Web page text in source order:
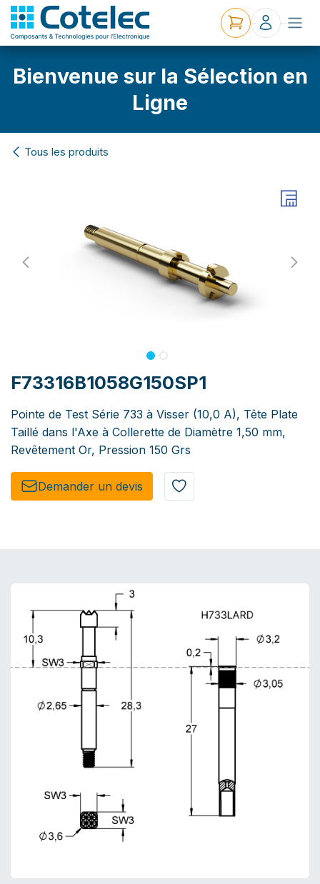
Bienvenue sur la Sélection en
Ligne
Tous les produits
F73316B1058G150SP1
Pointe de Test Série 733 à Visser (10,0 A), Tête Plate
Taillé dans l'Axe à Collerette de Diamètre 1,50 mm,
Revêtement Or, Pression 150 Grs
Demander un de​​vis​​